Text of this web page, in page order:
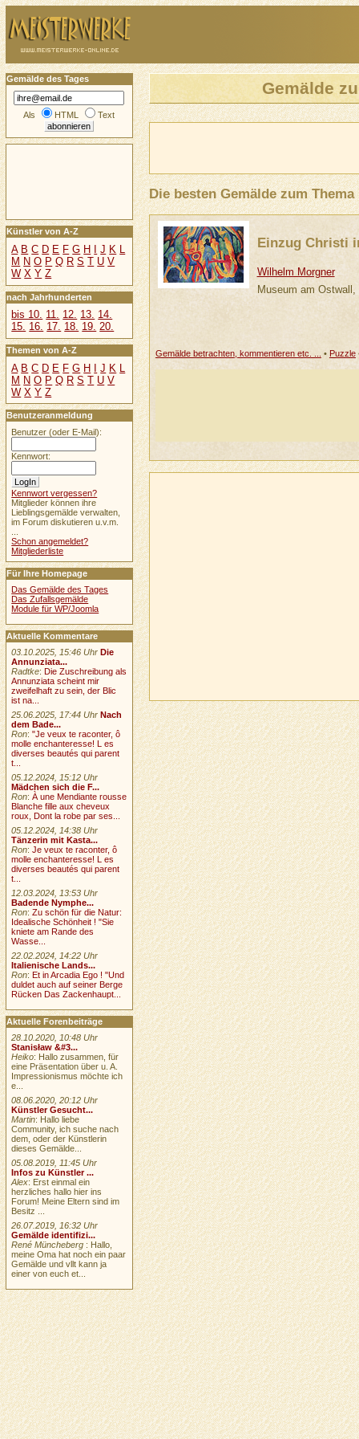
Gemälde
Die besten Gemälde zum Thema
Einzug Christi
Wilhelm Morgner
Museum am Ostwall,
Gemälde betrachten, kommentieren etc. ... • Puzzle
Gemälde des Tages
Als HTML Text
Künstler von A-Z
A B C D E F G H J K L
M N O P Q R S T U V
W X Y Z
nach Jahrhunderten
bis 10. 11. 12. 13. 14.
15. 16. 17. 18. 19. 20.
Themen von A-Z
A B C D E F G H I J K L
M N O P Q R S T U V
W X Y Z
Benutzeranmeldung
Benutzer (oder E-Mail):
Kennwort:
Kennwort vergessen?
Mitglieder können ihre
Lieblingsgemälde verwalten,
im Forum diskutieren u.v.m.
Schon angemeldet?
Mitgliederliste
Für Ihre Homepage
Das Gemälde des Tages
Das Zufallsgemälde
Module für WP/Joomla
Aktuelle Kommentare
03.10.2025, 15:46 Uhr Die
Annunziata...
Radtke: Die Zuschreibung als
Annunziata scheint mir
zweifelhaft zu sein, der Blic
ist na...
25.06.2025, 17:44 Uhr Nach
dem Bade...
Ron:"Je veux te raconter, ô
molle enchanteresse! L es
diverses beautés qui parent
t...
05.12.2024, 15:12 Uhr
Mädchen sich die F...
Ron:À une Mendiante rousse
Blanche fille aux cheveux
roux, Dont la robe par ses...
05.12.2024, 14:38 Uhr
Tänzerin mit Kasta...
Ron:Je veux te raconter, ô
molle enchanteresse! L es
diverses beautés qui parent
t...
12.03.2024, 13:53 Uhr
Badende Nymphe...
Ron:Zu schön für die Natur:
Idealische Schönheit ! "Sie
kniete am Rande des
Wasse...
22.02.2024, 14:22 Uhr
Italienische Lands...
Ron:Et in Arcadia Ego ! "Und
duldet auch auf seiner Berge
Rücken Das Zackenhaupt...
Aktuelle Forenbeiträge
28.10.2020, 10:48 Uhr
Stanisław &#3...
Heiko: Hallo zusammen, für
eine Präsentation über u. A.
Impressionismus möchte ich
e...
08.06.2020, 20:12 Uhr
Künstler Gesucht...
Martin: Hallo liebe
Community, ich suche nach
dem, oder der Künstlerin
dieses Gemälde...
05.08.2019, 11:45 Uhr
Infos zu Künstler ...
Alex: Erst einmal ein
herzliches hallo hier ins
Forum! Meine Eltern sind im
Besitz ...
26.07.2019, 16:32 Uhr
Gemälde identifizi...
René Müncheberg : Hallo,
meine Oma hat noch ein paar
Gemälde und vllt kann ja
einer von euch et...